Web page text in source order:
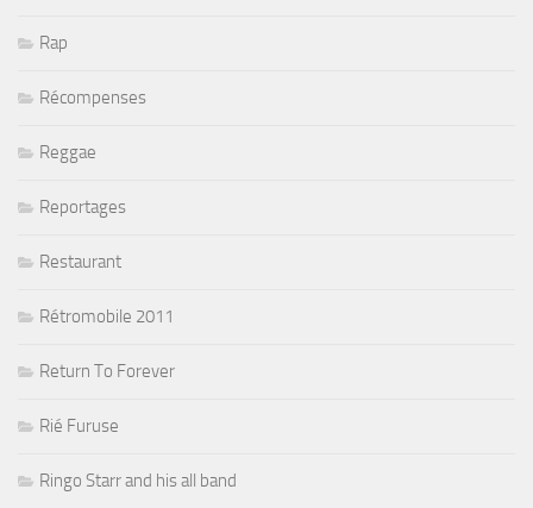
Rap
Récompenses
Reggae
Reportages
Restaurant
Rétromobile 2011
Return To Forever
Rié Furuse
Ringo Starr and his all band